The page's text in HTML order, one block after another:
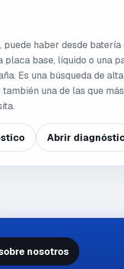
puede haber desde batería
placa base, líquido o una
Es una búsqueda de alta
una de las que más
Abrir
nosotros